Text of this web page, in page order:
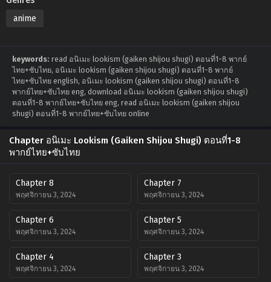
anime
keywords: read อนิเมะ lookism (gaiken shijou shugi) ตอนที่1-8 พากย์
ไทย+ซับไทย, อนิเมะ lookism (gaiken shijou shugi) ตอนที่1-8 พากย์
ไทย+ซับไทย english, อนิเมะ lookism (gaiken shijou shugi) ตอนที่1-8
พากย์ไทย+ซับไทย eng, download อนิเมะ lookism (gaiken shijou shugi)
ตอนที่1-8 พากย์ไทย+ซับไทย eng, read อนิเมะ lookism (gaiken shijou
shugi) ตอนที่1-8 พากย์ไทย+ซับไทย online
Chapter อนิเมะ Lookism (Gaiken Shijou Shugi) ตอนที่1-8
พากย์ไทย+ซับไทย
Chapter 8
พฤศจิกายน 3, 2024
Chapter 7
พฤศจิกายน 3, 2024
Chapter 6
พฤศจิกายน 3, 2024
Chapter 5
พฤศจิกายน 3, 2024
Chapter 4
พฤศจิกายน 3, 2024
Chapter 3
พฤศจิกายน 3, 2024